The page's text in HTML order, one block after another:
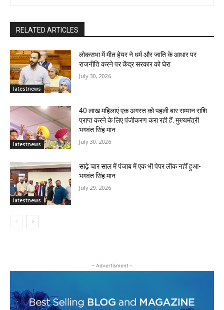
RELATED ARTICLES
latestnews
लोकसभा में मीत हेयर ने धर्म और जाति के आधार पर
राजनीति करने पर केंद्र सरकार को घेरा
July 30, 2026
latestnews
40 लाख महिलाएं एक अगस्त को पहली बार सम्मान राशि
प्राप्त करने के लिए पंजीकरण करा रही हैं: मुख्यमंत्री
भगवंत सिंह मान
July 30, 2026
latestnews
साढ़े चार साल में पंजाब में एक भी पेपर लीक नहीं हुआ-
भगवंत सिंह मान
July 29, 2026
- Advertisment -